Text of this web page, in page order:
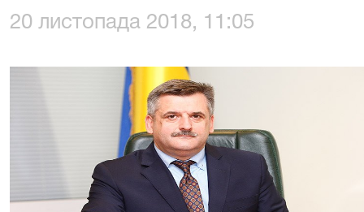
20 листопада 2018, 11:05